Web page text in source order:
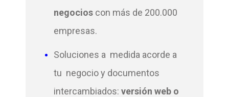
negocios con más de 200.000
empresas.
Soluciones a medida acorde a
tu negocio y documentos
intercambiados: versión web o